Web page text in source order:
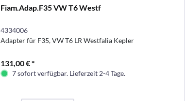
Fiam.Adap.F35 VW T6 Westf
4334006
Adapter für F35, VW T6 LR Westfalia Kepler
131,00 € *
7 sofort verfügbar. Lieferzeit 2-4 Tage.